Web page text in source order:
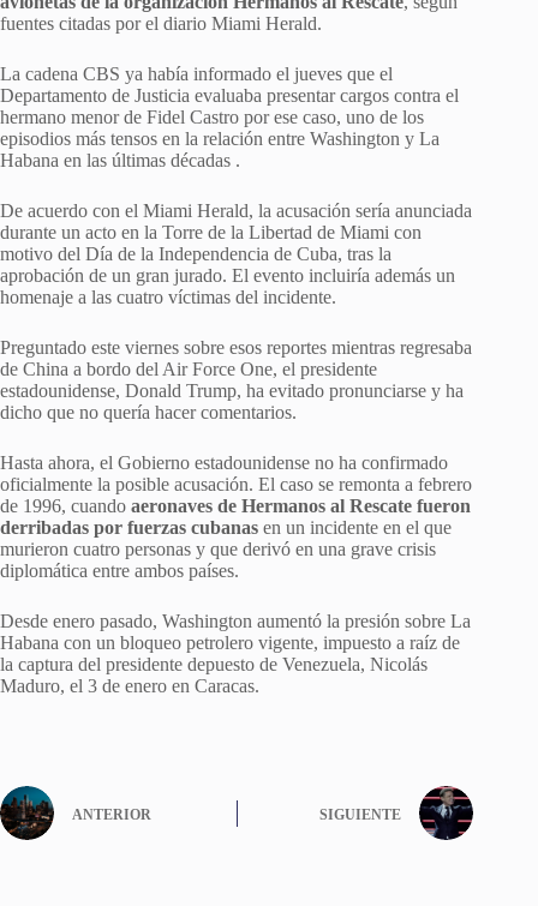
fuentes citadas por el diario Miami Herald.
La cadena CBS ya había informado el jueves que el
Departamento de Justicia evaluaba presentar cargos contra el
hermano menor de Fidel Castro por ese caso, uno de los
episodios más tensos en la relación entre Washington y La
Habana en las últimas décadas .
De acuerdo con el Miami Herald, la acusación sería anunciada
durante un acto en la Torre de la Libertad de Miami con
motivo del Día de la Independencia de Cuba, tras la
aprobación de un gran jurado. El evento incluiría además un
homenaje a las cuatro víctimas del incidente.
Preguntado este viernes sobre esos reportes mientras regresaba
de China a bordo del Air Force One, el presidente
estadounidense, Donald Trump, ha evitado pronunciarse y ha
dicho que no quería hacer comentarios.
Hasta ahora, el Gobierno estadounidense no ha confirmado
oficialmente la posible acusación. El caso se remonta a febrero
de 1996, cuando aeronaves de Hermanos al Rescate fueron
derribadas por fuerzas cubanas en un incidente en el que
murieron cuatro personas y que derivó en una grave crisis
diplomática entre ambos países.
Desde enero pasado, Washington aumentó la presión sobre La
Habana con un bloqueo petrolero vigente, impuesto a raíz de
la captura del presidente depuesto de Venezuela, Nicolás
Maduro, el 3 de enero en Caracas.
ANTERIOR SIGUIENTE